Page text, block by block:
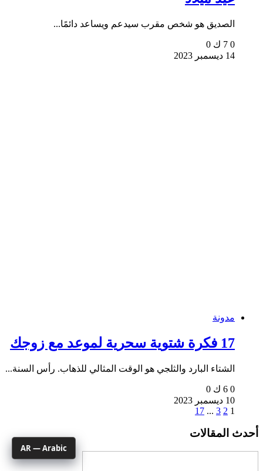
الصديق هو شخص مقرب سيدعم ويساعد دائمًا...
0 7 ك
0
14 ديسمبر 2023
مدونة
17 فكرة شتوية سحرية لموعد مع زوجك
الشتاء البارد والثلجي هو الوقت المثالي للذهاب. رأس السنة...
0 6 ك
0
10 ديسمبر 2023
1
2
3
...
17
أحدث المقالات
AR — Arabic